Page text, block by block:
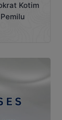
Kotim